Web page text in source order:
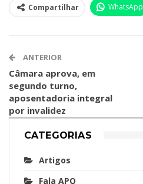
Compartilhar WhatsApp
ANTERIOR
Câmara aprova, em
segundo turno,
aposentadoria integral
por invalidez
CATEGORIAS
Artigos
Fala APO